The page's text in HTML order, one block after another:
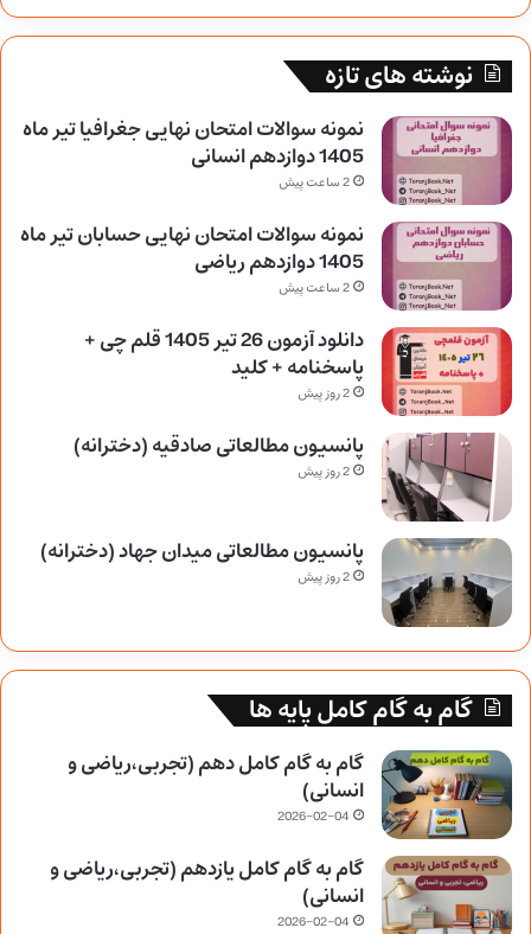
نوشته های تازه
نمونه سوالات امتحان نهایی جغرافیا تیر ماه
1405 دوازدهم انسانی
2 ساعت پیش
نمونه سوالات امتحان نهایی حسابان تیر ماه
1405 دوازدهم ریاضی
2 ساعت پیش
دانلود آزمون 26 تیر 1405 قلم چی +
پاسخنامه + کلید
2 روز پیش
پانسیون مطالعاتی صادقیه (دخترانه)
2 روز پیش
پانسیون مطالعاتی میدان جهاد (دخترانه)
2 روز پیش
گام به گام کامل پایه ها
گام به گام کامل دهم (تجربی،ریاضی و
انسانی)
2026-02-04
گام به گام کامل یازدهم (تجربی،ریاضی و
انسانی)
2026-02-04